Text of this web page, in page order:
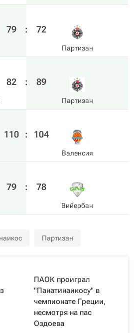
79 : 72
Партизан
82 : 89
Партизан
110 : 104
Валенсия
79 : 78
Вийербан
Партизан
ПАОК проиграл
"Панатинаикосу" в
чемпионате Греции,
несмотря на пас
Оздоева